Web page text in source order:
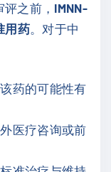
之前， IMNN-
用药。对于中
药的可能性有
医疗咨询或前